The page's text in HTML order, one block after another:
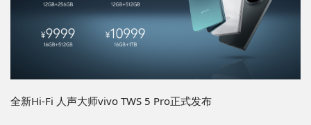
全新Hi-Fi 人声大师vivo TWS 5 Pro正式发布